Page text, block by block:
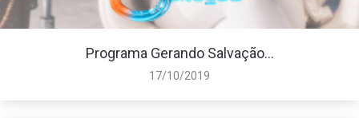
Programa Gerando Salvação...
17/10/2019